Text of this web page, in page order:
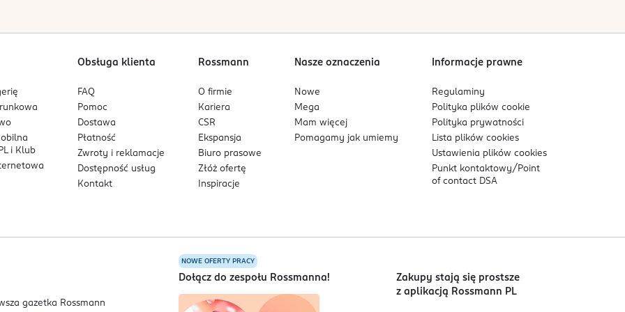
aplikacji i bez problemu zmywa się przy użyciu codziennego szamponu. Formuła została opracowana z myślą o
sposobem aplikacji. Wykończenie jest naturalne, z ponadczasowym połyskiem charakterystycznym dla
łączy nuty drzewa cedrowego, mchu dębowego oraz jaśminu. To wyrazisty, drzewny aromat, który wnosi
i Klub
Obsługa klienta
FAQ
Pomoc
Dostawa
Płatność
Zwroty i reklamacje
Dostępność usług
Kontakt
Rossmann
O firmie
Kariera
CSR
Ekspansja
Biuro prasowe
Złóż ofertę
Inspiracje
Nasze oznaczenia
Nowe
Mega
Mam więcej
Pomagamy jak umiemy
Informacje prawne
Regulaminy
Polityka plikówcookie
Polityka prywatności
Lista plikówcookies
Ustawienia plikówcookies
Punkt kontaktowy/ Point
of contact DSA
NOWE OFERTY PRACY
Dołącz do zespołu Rossmanna!
Zakupy stają się prostsze
z aplikacją Rossmann PL